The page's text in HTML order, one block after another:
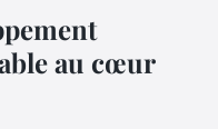
au cœur